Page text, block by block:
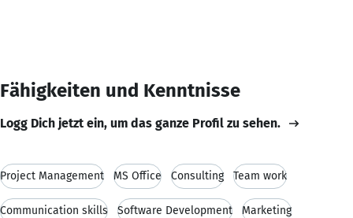
Fähigkeiten und Kenntnisse
Logg Dich jetzt ein, um das ganze Profil zu sehen.
Project Management MS Office Consulting Team work
Communication skills Software Development Marketing